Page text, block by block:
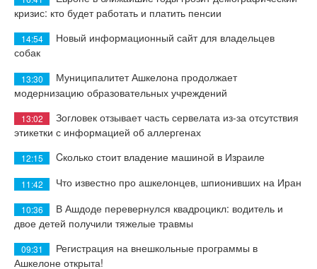
кризис: кто будет работать и платить пенсии
14:54
Новый информационный сайт для владельцев
собак
13:30
Муниципалитет Ашкелона продолжает
модернизацию образовательных учреждений
13:02
Зогловек отзывает часть сервелата из-за отсутствия
этикетки с информацией об аллергенах
12:15 Cколько стоит владение машиной в Израиле
11:42 Что известно про ашкелонцев, шпионивших на Иран
10:36
В Ашдоде перевернулся квадроцикл: водитель и
двое детей получили тяжелые травмы
09:31
Регистрация на внешкольные программы в
Ашкелоне открыта!